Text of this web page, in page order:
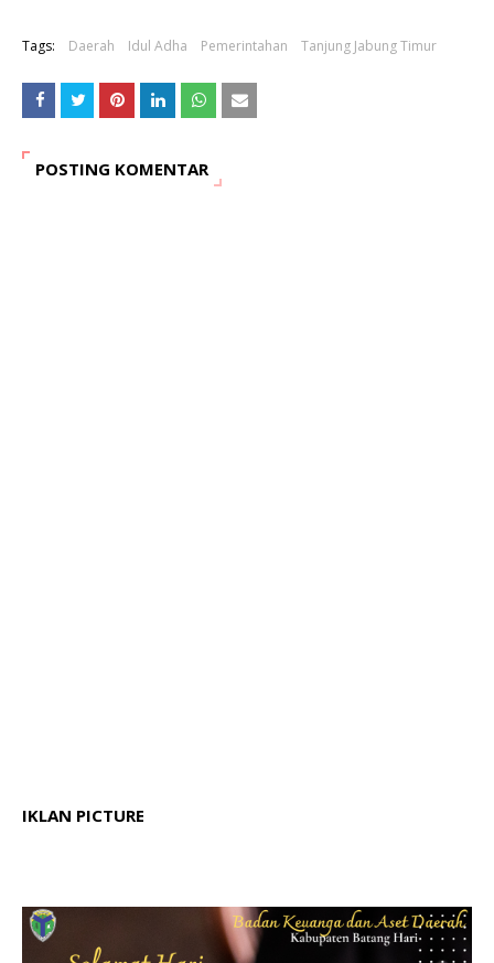
Tags: Daerah Idul Adha Pemerintahan Tanjung Jabung Timur
POSTING KOMENTAR
IKLAN PICTURE